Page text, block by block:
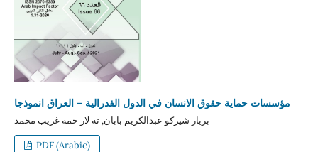
مؤسسات حماية حقوق الانسان في الدول الفدرالية – العراق انموذجا
بريار شيركو عبدالكريم بابان, ته لار حمه غريب محمد
PDF (Arabic)